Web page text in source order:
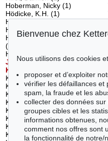
Hoberman, Nicky (1)
Hödicke, K.H. (1)
Hoehme, Gerhard (1)
Hundertwasser, Friedensreich
(2)
J
anssen, Horst(2)
K
Kane, Sara (1)
Katz, Alex (6)
Kissel, Hans-Michael (1)
Klein, Yves (1)
Klimas, Martin (1)
Kluge, Gustav (1)
Kneffel, Karin (1)
Knoebel, Imi (1)
Bienvenue chez
Nous utilisons des cookies
proposer et d’exploiter
vérifier les défaillances
spam, la fraude et les
collecter des données
groupes cibles et les
informations obtenues,
comment nos offres sont
la fonctionnalité de notre/